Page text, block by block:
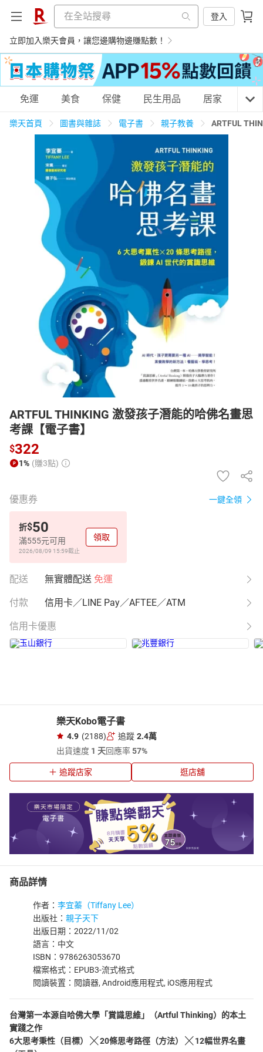
登入
立即加入樂天會員，讓您邊購物邊賺點數！
購物網分類
天天免運
居家生活 運動休閒 親子玩具
男裝 化妝保養 情趣用品
日本購物 電子/紙本書
HOT
免運 美食 保健 民生用品 居家 3C
樂天首頁 圖書與雜誌 電子書 親子教養 ARTFUL
ARTFUL THINKING 激發孩子潛能的哈佛名畫思
考課【電子書】
$322
1% (賺3點)
優惠券 一鍵全領
折$50
滿555元可用
2026/08/09 15:59截止
領取
配送 無實體配送 免運
付款 信用卡／LINE Pay／AFTEE／ATM
信用卡優惠
樂天Kobo電子書
4.9 (2188) 追蹤 2.4萬
出貨速度 1 天回應率57%
追蹤店家 逛店舖
商品詳情
作者： 李宜蓁（Tiffany Lee）
出版社： 親子天下
出版日期：2022/11/02
語言：中文
ISBN：9786263053670
檔案格式：EPUB3-流式格式
閱讀裝置：閱讀器, Android應用程式, iOS應用程式
台灣第一本源自哈佛大學「賞識思維」（Artful Thinking）的本土
實踐之作
6大思考秉性（目標） ╳ 20條思考路徑（方法） ╳ 12幅世界名畫